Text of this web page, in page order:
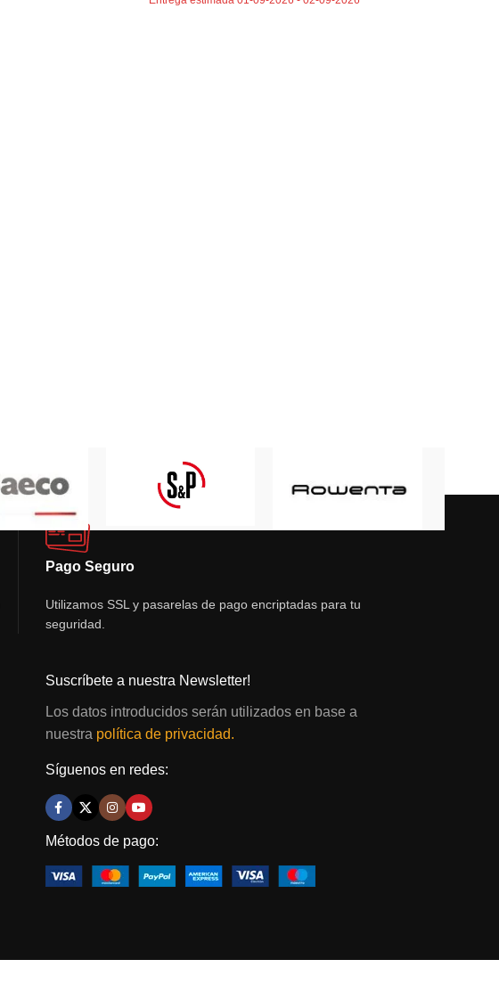
Pago Seguro
Utilizamos SSL y pasarelas de pago encriptadas para tu
seguridad.
Suscríbete a nuestra Newsletter!
Los datos introducidos serán utilizados en base a
nuestra política de privacidad.
Síguenos en redes:
Métodos de pago: